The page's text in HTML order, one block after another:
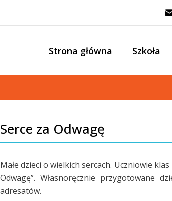
Strona główna Szkoła
Serce za Odwagę
Małe dzieci o wielkich sercach. Uczniowie
Odwagę”. Własnoręcznie przygotowane
adresatów.